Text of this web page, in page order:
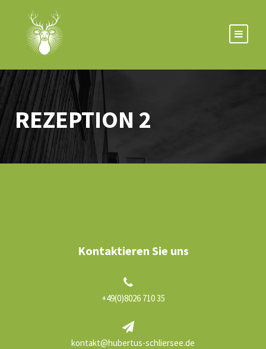
REZEPTION 2
Kontaktieren Sie uns
+49(0)8026 710 35
kontakt@hubertus-schliersee.de